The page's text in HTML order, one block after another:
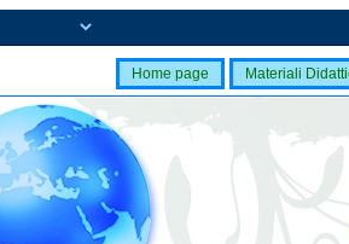
Home page Materiali